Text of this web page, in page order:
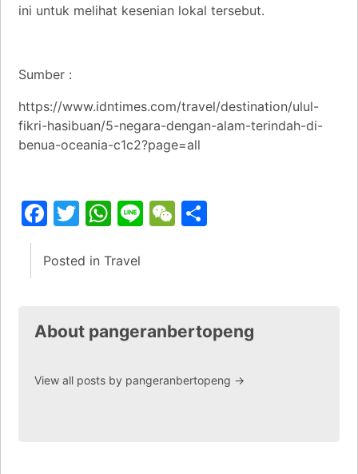
ini untuk melihat kesenian lokal tersebut.
Sumber :
https://www.idntimes.com/travel/destination/ulul-
fikri-hasibuan/5-negara-dengan-alam-terindah-di-
benua-oceania-c1c2?page=all
Facebook
Twitter
WhatsApp
LineWeChat
Posted in Travel
About pangeranbertopeng
View all posts by pangeranbertopeng →